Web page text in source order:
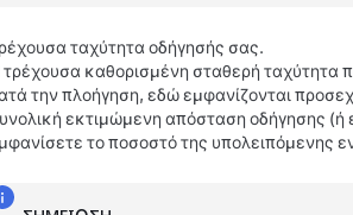
ταχύτητα οδήγησής σας.
τρέχουσα καθορισμένη σταθερή ταχύτητα
την πλοήγηση, εδώ εμφανίζονται
εκτιμώμενη απόσταση οδήγησης (ή
το ποσοστό της υπολειπόμενης